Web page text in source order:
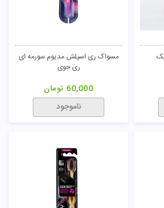
مسواک ری اسپلش مدیوم سورمه ای
ری جوی
60,000 تومان
ناموجود